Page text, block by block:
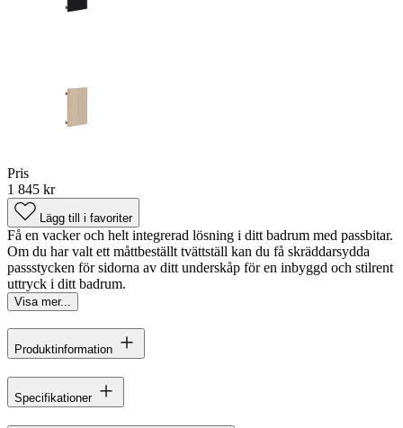
Pris
1 845 kr
Lägg till i favoriter
Få en vacker och helt integrerad lösning i ditt badrum med passbitar.
Om du har valt ett måttbeställt tvättställ kan du få skräddarsydda
passstycken för sidorna av ditt underskåp för en inbyggd och stilrent
uttryck i ditt badrum.
Visa mer...
Produktinformation
Specifikationer